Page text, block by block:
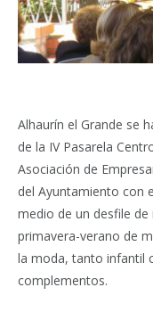
Alhaurín el Grande se
de la IV Pasarela
Asociación de
del Ayuntamiento con
medio de un desfile
primavera-verano de
la moda, tanto infantil
complementos.